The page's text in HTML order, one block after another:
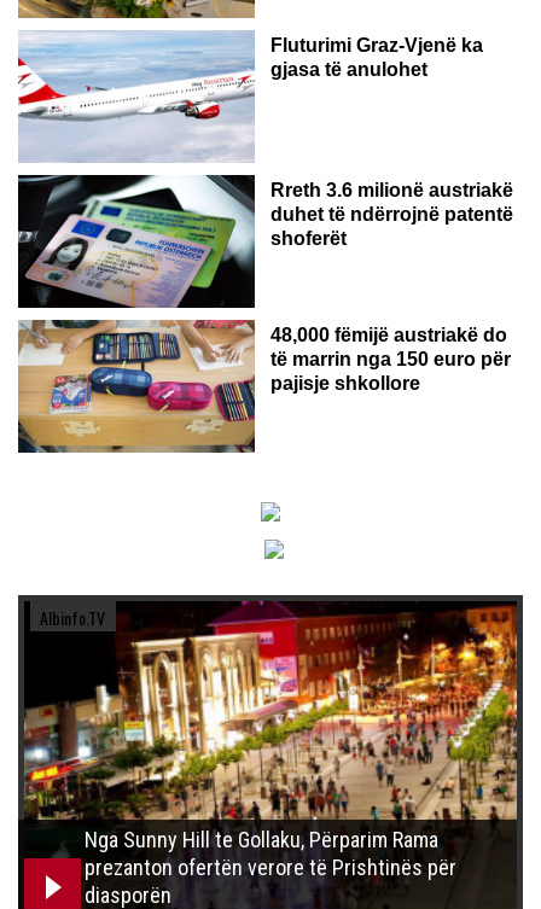
Fluturimi Graz-Vjenë ka
gjasa të anulohet
Rreth 3.6 milionë austriakë
duhet të ndërrojnë patentë
shoferët
48,000 fëmijë austriakë do
të marrin nga 150 euro për
pajisje shkollore
Albinfo.TV
Nga Sunny Hill te Gollaku, Përparim Rama
prezanton ofertën verore të Prishtinës për
diasporën